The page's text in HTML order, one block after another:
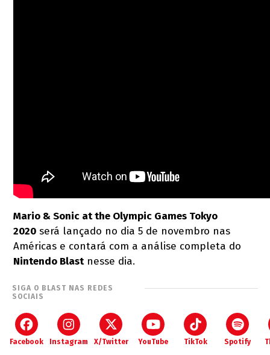
Mario & Sonic at the Olympic Games Tokyo
2020 será lançado no dia 5 de novembro nas
Américas e contará com a análise completa do
Nintendo Blastnesse dia.
SIGA O BLAST NAS REDES
SOCIAIS
Facebook Instagram X/Twitter YouTube TikTok Spotify